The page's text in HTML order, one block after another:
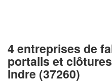
4 entreprises de
portails et
Indre (37260)